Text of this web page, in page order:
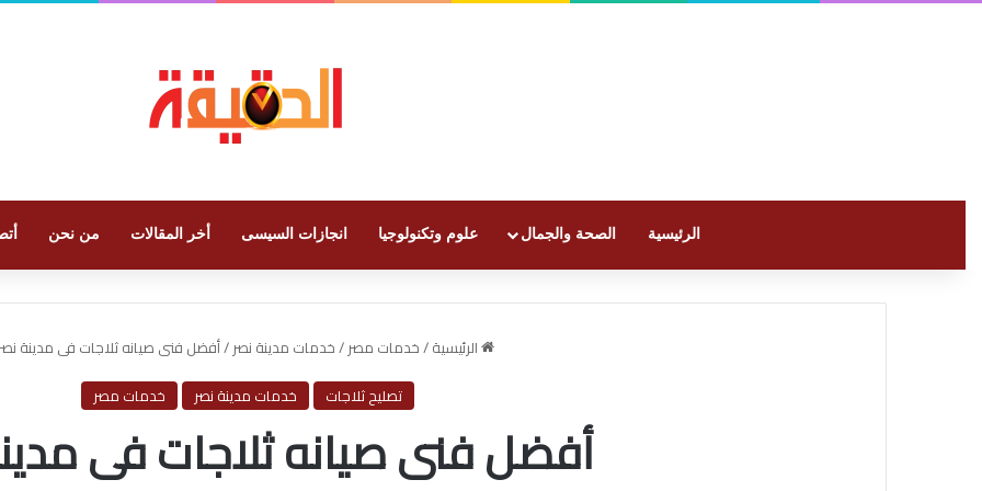
الرئيسية الصحة والجمال علوم وتكنولوجيا انجازات السيسى أخر المقالات من نحن
الرئيسية/خدمات مصر/خدمات مدينة نصر/أفضل فنى صيانه ثلاجات فى مدينة
تصليح ثلاجات
خدمات مدينة نصر خدمات مصر
أفضل فنى صيانه ثلاجات فى